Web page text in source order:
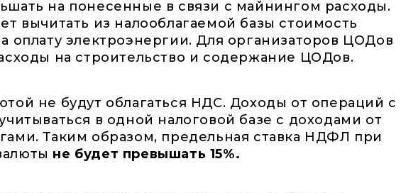
на понесенные в связи с майнингом расходы.
вычитать из налооблагаемой базы стоимость
оплату электроэнергии. Для организаторов ЦОДов
на строительство и содержание ЦОДов.
не будут облагаться НДС. Доходы от операций с
в одной налоговой базе с доходами от
Таким образом, предельная ставка НДФЛ при
не будет превышать 15%.